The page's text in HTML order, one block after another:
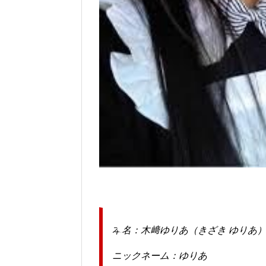
本名：木﨑ゆりあ（きざき ゆりあ）
ニックネーム：ゆりあ